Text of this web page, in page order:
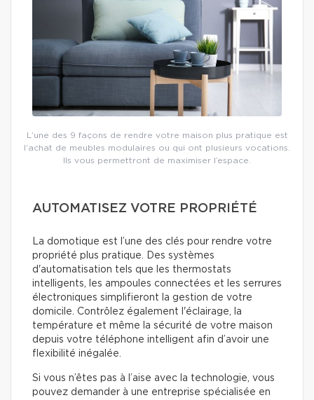
L’une des 9 façons de rendre votre maison plus pratique est
l’achat de meubles modulaires ou qui ont plusieurs vocations.
Ils vous permettront de maximiser l’espace.
AUTOMATISEZ VOTRE PROPRIÉTÉ
La domotique est l’une des clés pour rendre votre
propriété plus pratique. Des systèmes
d'automatisation tels que les thermostats
intelligents, les ampoules connectées et les serrures
électroniques simplifieront la gestion de votre
domicile. Contrôlez également l'éclairage, la
température et même la sécurité de votre maison
depuis votre téléphone intelligent afin d’avoir une
flexibilité inégalée.
Si vous n’êtes pas à l’aise avec la technologie, vous
pouvez demander à une entreprise spécialisée en